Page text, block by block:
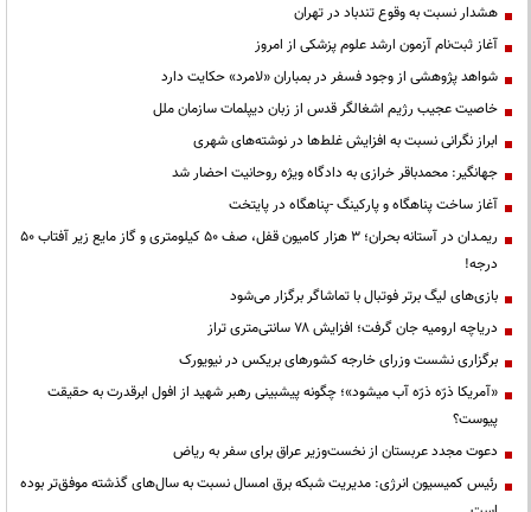
هشدار نسبت به وقوع تندباد در تهران
آغاز ثبت‌نام آزمون ارشد علوم پزشکی از امروز
شواهد پژوهشی از وجود فسفر در بمباران «لامرد» حکایت دارد
خاصیت عجیب رژیم اشغالگر قدس از زبان دیپلمات سازمان ملل
ابراز نگرانی نسبت به افزایش غلط‌ها در نوشته‌های شهری
جهانگیر: محمدباقر خرازی به دادگاه ویژه روحانیت احضار شد
آغاز ساخت پناهگاه و پارکینگ -پناهگاه در پایتخت
ریمـدان در آستانه بحران؛ ۳ هزار کامیون قفل، صف ۵۰ کیلومتری و گاز مایع زیر آفتاب ۵۰
درجه!
بازی‌های لیگ برتر فوتبال با تماشاگر برگزار می‌شود
دریاچه ارومیه جان گرفت؛ افزایش ۷۸ سانتی‌متری تراز
برگزاری نشست وزرای خارجه کشورهای بریکس در نیویورک
«آمریکا ذرّه ذرّه آب میشود»؛ چگونه پیشبینی رهبر شهید از افول ابرقدرت به حقیقت
پیوست؟
دعوت مجدد عربستان از نخست‌وزیر عراق برای سفر به ریاض
رئیس کمیسیون انرژی: مدیریت شبکه برق امسال نسبت به سال‌های گذشته موفق‌تر بوده